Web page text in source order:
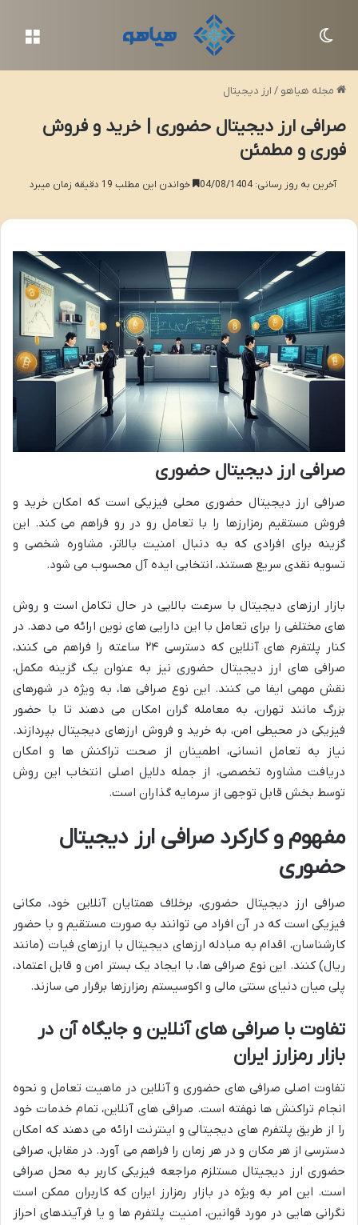
مجله هیاهو / ارز دیجیتال
صرافی ارز دیجیتال حضوری | خرید و فروش
فوری و مطمئن
آخرین به روز رسانی: 04/08/1404 خواندن این مطلب 19 دقیقه زمان میبرد
صرافی ارز دیجیتال حضوری
صرافی ارز دیجیتال حضوری محلی فیزیکی است که امکان خرید و
فروش مستقیم رمزارزها را با تعامل رو در رو فراهم می کند. این
گزینه برای افرادی که به دنبال امنیت بالاتر، مشاوره شخصی و
تسویه نقدی سریع هستند، انتخابی ایده آل محسوب می شود.
بازار ارزهای دیجیتال با سرعت بالایی در حال تکامل است و روش
های مختلفی را برای تعامل با این دارایی های نوین ارائه می دهد. در
کنار پلتفرم های آنلاین که دسترسی ۲۴ ساعته را فراهم می کنند،
صرافی های ارز دیجیتال حضوری نیز به عنوان یک گزینه مکمل،
نقش مهمی ایفا می کنند. این نوع صرافی ها، به ویژه در شهرهای
بزرگ مانند تهران، به معامله گران امکان می دهند تا با حضور
فیزیکی در محیطی امن، به خرید و فروش ارزهای دیجیتال بپردازند.
نیاز به تعامل انسانی، اطمینان از صحت تراکنش ها و امکان
دریافت مشاوره تخصصی، از جمله دلایل اصلی انتخاب این روش
توسط بخش قابل توجهی از سرمایه گذاران است.
مفهوم و کارکرد صرافی ارز دیجیتال
حضوری
صرافی ارز دیجیتال حضوری، برخلاف همتایان آنلاین خود، مکانی
فیزیکی است که در آن افراد می توانند به صورت مستقیم و با حضور
کارشناسان، اقدام به مبادله ارزهای دیجیتال با ارزهای فیات (مانند
ریال) کنند. این نوع صرافی ها، با ایجاد یک بستر امن و قابل اعتماد،
پلی میان دنیای سنتی مالی و اکوسیستم رمزارزها برقرار می سازند.
تفاوت با صرافی های آنلاین و جایگاه آن در
بازار رمزارز ایران
تفاوت اصلی صرافی های حضوری و آنلاین در ماهیت تعامل و نحوه
انجام تراکنش ها نهفته است. صرافی های آنلاین، تمام خدمات خود
را از طریق پلتفرم های دیجیتالی و اینترنت ارائه می دهند که امکان
دسترسی از هر مکان و در هر زمان را فراهم می آورد. در مقابل، صرافی
حضوری ارز دیجیتال مستلزم مراجعه فیزیکی کاربر به محل صرافی
است. این امر به ویژه در بازار رمزارز ایران که کاربران ممکن است
نگرانی هایی در مورد قوانین، امنیت پلتفرم ها و یا فرآیندهای احراز